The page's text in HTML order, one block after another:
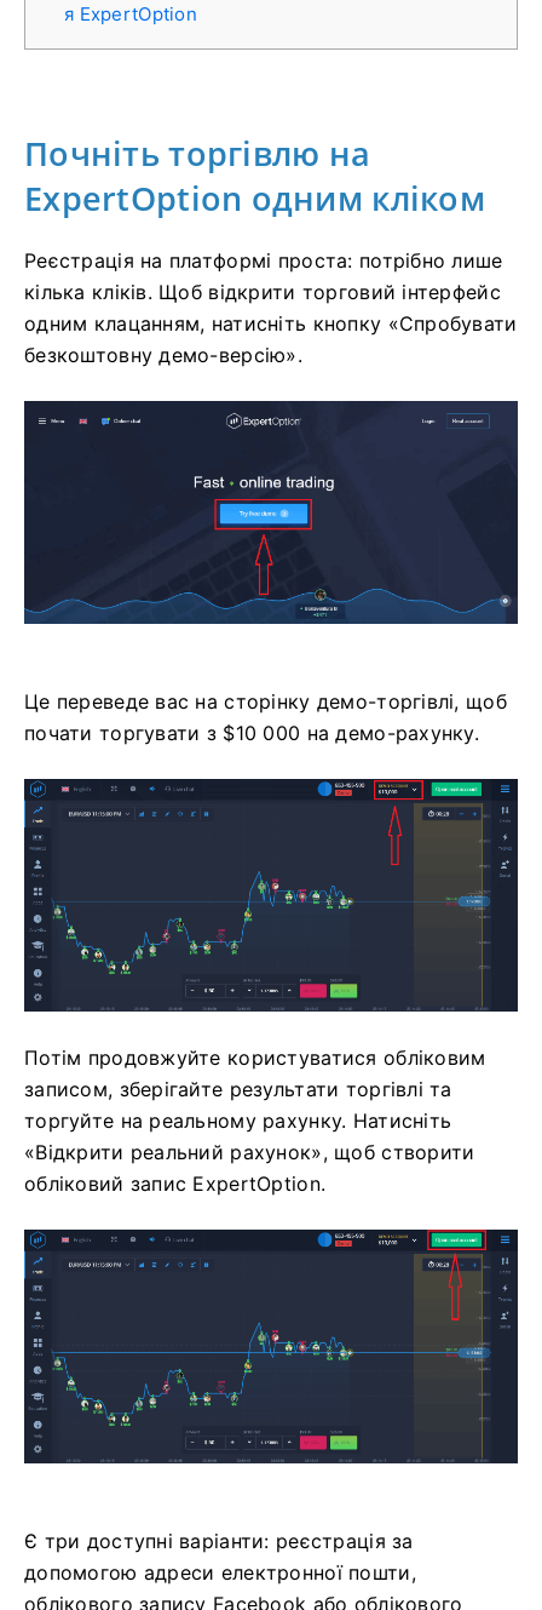
я ExpertOption
Почніть торгівлю на
ExpertOption одним кліком
Реєстрація на платформі проста: потрібно лише
кілька кліків. Щоб відкрити торговий інтерфейс
одним клацанням, натисніть кнопку «Спробувати
безкоштовну демо-версію».
Це переведе вас на сторінку демо-торгівлі, щоб
почати торгувати з $10 000 на демо-рахунку.
Потім продовжуйте користуватися обліковим
записом, зберігайте результати торгівлі та
торгуйте на реальному рахунку. Натисніть
«Відкрити реальний рахунок», щоб створити
обліковий запис ExpertOption.
Є три доступні варіанти: реєстрація за
допомогою адреси електронної пошти,
облікового запису Facebook або облікового